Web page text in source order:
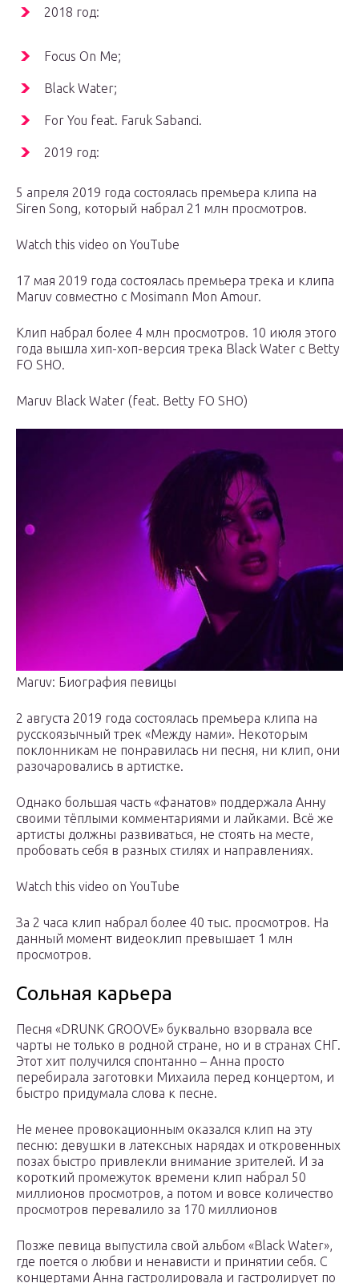
2018 год:
Focus On Me;
Black Water;
For You feat. Faruk Sabanci.
2019 год:
5 апреля 2019 года состоялась премьера клипа на
Siren Song, который набрал 21 млн просмотров.
Watch this video on YouTube
17 мая 2019 года состоялась премьера трека и клипа
Maruv совместно с Mosimann Mon Amour.
Клип набрал более 4 млн просмотров. 10 июля этого
года вышла хип-хоп-версия трека Black Water с Betty
FO SHO.
Maruv Black Water (feat. Betty FO SHO)
Maruv: Биография певицы
2 августа 2019 года состоялась премьера клипа на
русскоязычный трек «Между нами». Некоторым
поклонникам не понравилась ни песня, ни клип, они
разочаровались в артистке.
Однако большая часть «фанатов» поддержала Анну
своими тёплыми комментариями и лайками. Всё же
артисты должны развиваться, не стоять на месте,
пробовать себя в разных стилях и направлениях.
Watch this video on YouTube
За 2 часа клип набрал более 40 тыс. просмотров. На
данный момент видеоклип превышает 1 млн
просмотров.
Сольная карьера
Песня «DRUNK GROOVE» буквально взорвала все
чарты не только в родной стране, но и в странах СНГ.
Этот хит получился спонтанно – Анна просто
перебирала заготовки Михаила перед концертом, и
быстро придумала слова к песне.
Не менее провокационным оказался клип на эту
песню: девушки в латексных нарядах и откровенных
позах быстро привлекли внимание зрителей. И за
короткий промежуток времени клип набрал 50
миллионов просмотров, а потом и вовсе количество
просмотров перевалило за 170 миллионов
Позже певица выпустила свой альбом «Black Water»,
где поется о любви и ненависти и принятии себя. С
концертами Анна гастролировала и гастролирует по